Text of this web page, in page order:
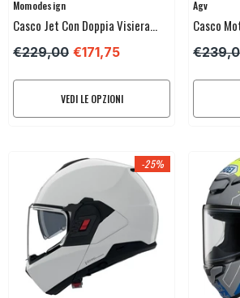
Venditore:
Momodesign
Casco Jet Con Doppia Visiera
Momodesign FGTR Evo Titanio
Opaco / Nero
€229,00 €171,75
VEDI LE OPZIONI
Venditore:
Agv
Casco
LION
-25%